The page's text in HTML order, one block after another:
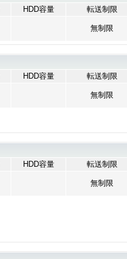
HDD容量 転送制限
無制限
HDD容量 転送制限
無制限
HDD容量 転送制限
無制限